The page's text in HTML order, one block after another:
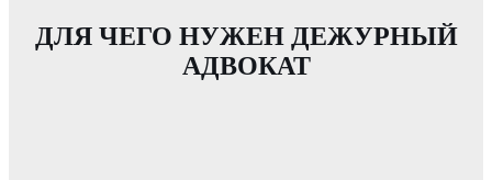
ДЛЯ ЧЕГО НУЖЕН ДЕЖУРНЫЙ
АДВОКАТ